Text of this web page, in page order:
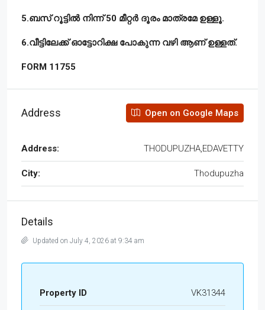
5.ബസ് റൂട്ടിൽ നിന്ന് 50 മീറ്റർ ദൂരം മാത്രമേ ഉള്ളൂ.
6.വീട്ടിലേക്ക് ഓട്ടോറിക്ഷ പോകുന്ന വഴി ആണ് ഉള്ളത്.
FORM 11755
Address Open on Google Maps
Address: THODUPUZHA,EDAVETTY
City: Thodupuzha
Details
Updated on July 4, 2026 at 9:34 am
Property ID VK31344